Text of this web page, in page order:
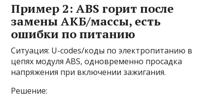
Пример 2: ABS горит после
замены АКБ/массы, есть
ошибки по питанию
Ситуация: U-codes/коды по электропитанию в
цепях модуля ABS, одновременно просадка
напряжения при включении зажигания.
Решение: